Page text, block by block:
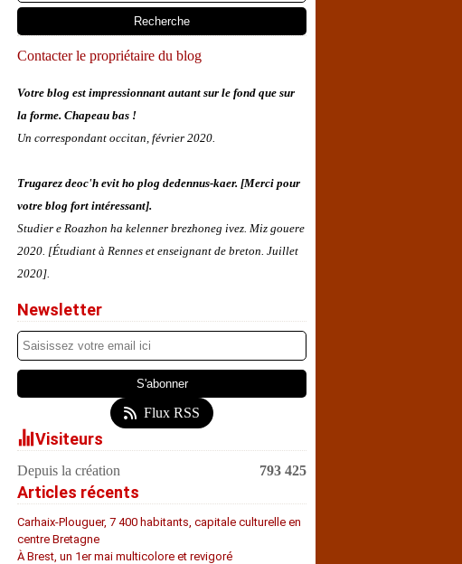
Contacter le propriétaire du blog
Votre blog est impressionnant autant sur le fond que sur
la forme. Chapeau bas !
Un correspondant occitan, février 2020.
Trugarez deoc'h evit ho plog dedennus-kaer. [Merci pour
votre blog fort intéressant].
Studier e Roazhon ha kelenner brezhoneg ivez. Miz gouere
2020. [Étudiant à Rennes et enseignant de breton. Juillet
2020].
Newsletter
Flux RSS
Visiteurs
Depuis la création 793 425
Articles récents
Carhaix-Plouguer, 7 400 habitants, capitale culturelle en
centre Bretagne
À Brest, un 1er mai multicolore et revigoré